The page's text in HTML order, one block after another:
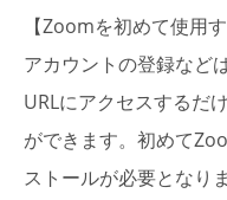
【Zoomを初めて使用す
アカウントの登録など
URLにアクセスするだ
ができます。初めて
ストールが必要となり